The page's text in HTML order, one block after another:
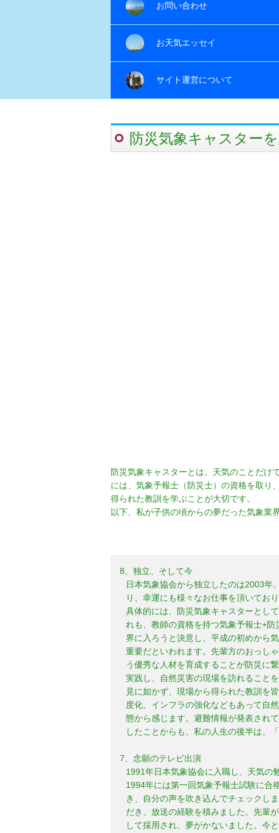
お問い合わせ
お天気エッセイ
サイト運営について
防災気象キャスター
防災気象キャスターとは、天気のことだけ
には、気象予報士（防災士）の資格を取り
得られた教訓を学ぶことが大切です。
以下、私が子供の頃からの夢だった気象業
8、独立、そして今
日本気象協会から独立したのは2003年
り、幸運にも様々なお仕事を頂いてお
具体的には、防災気象キャスターとし
れも、教師の資格を持つ気象予報士+
界に入ろうと決意し、平成の初めから
重要だといわれます。先輩方のおっし
う優秀な人材を育成することが防災に
実践し、自然災害の現場を訪れること
見に如かず、現場から得られた教訓を
度化、インフラの強化などもあって自
態から感じます。避難情報が発表され
したことからも、私の人生の後半は、
7、念願のテレビ出演
1991年日本気象協会に入職し、天気の
1994年には第一回気象予報士試験に合
き、自分の声を吹き込んでチェックし
だき、放送の経験を積みました。先輩
して採用され、夢がかないました。今